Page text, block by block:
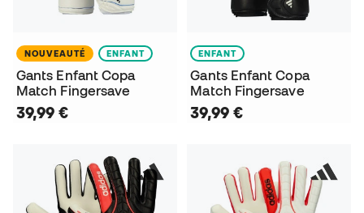
NOUVEAUTÉ ENFANT
Gants Enfant Copa
Match Fingersave
39,99 €
ENFANT
Gants Enfant Copa
Match Fingersave
39,99 €